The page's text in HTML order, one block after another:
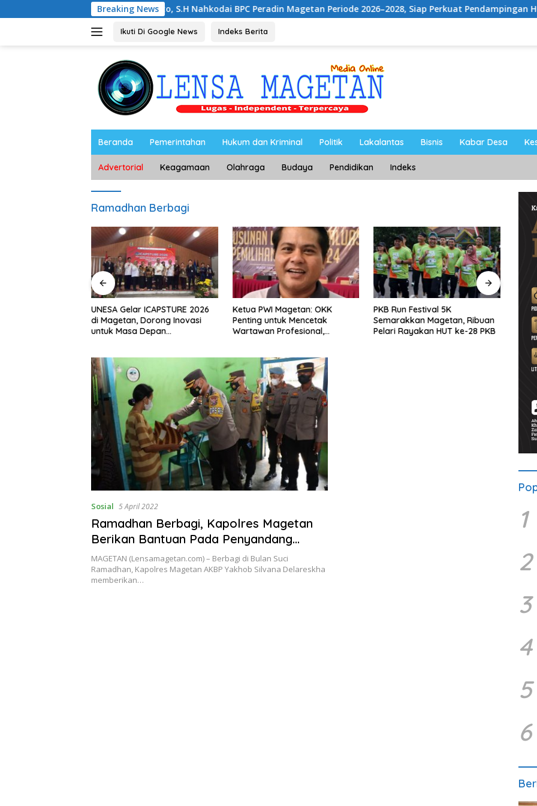
ke
Breaking News
Noorbiyanto, S.H Nahkodai BPC Peradin Magetan Periode 2026–2028, Siap Perkuat Pendampingan Hukum
Ikuti Di Google News Indeks Berita
Beranda Pemerintahan Hukum dan Kriminal Politik Lakalantas Bisnis Kabar Desa
Advertorial Keagamaan Olahraga Budaya Pendidikan Indeks
Ramadhan Berbagi
UNESA Gelar ICAPSTURE 2026
di Magetan, Dorong Inovasi
untuk Masa Depan
Ketua PWI Magetan: OKK
Penting untuk Mencetak
Wartawan Profesional,
PKB Run Festival 5K
Semarakkan Magetan, Ribuan
Pelari Rayakan HUT ke-28 PKB
Sosial 5 April 2022
Ramadhan Berbagi, Kapolres Magetan
Berikan Bantuan Pada Penyandang
Disabilitas
MAGETAN (Lensamagetan.com) – Berbagi di Bulan Suci
Ramadhan, Kapolres Magetan AKBP Yakhob Silvana Delareskha
memberikan…
1
2
3
4
5
6